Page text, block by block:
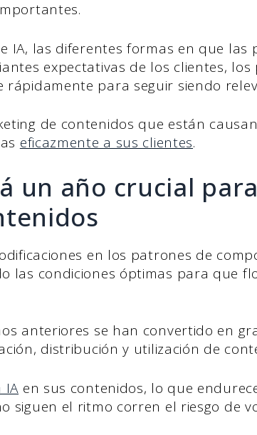
IA, las diferentes formas en que las
expectativas de los clientes, los
para seguir siendo
de contenidos que están
eficazmente a sus clientes.
un año crucial
en los patrones de
las condiciones óptimas para que
anteriores se han convertido en
distribución y utilización de
IA en sus contenidos, lo que
siguen el ritmo corren el riesgo de